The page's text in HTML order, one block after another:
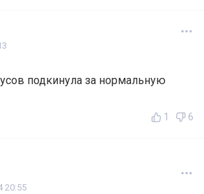
подкинула за нормальную
1 6
20:55